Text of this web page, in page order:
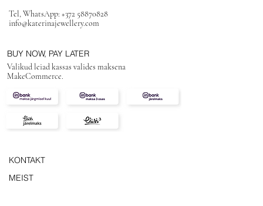
Tel, WhatsApp: +372 58870828
info@katerinajewellery.com
BUY NOW, PAY LATER
Valikud leiad kassas valides maksena
MakeCommerce.
KONTAKT
MEIST